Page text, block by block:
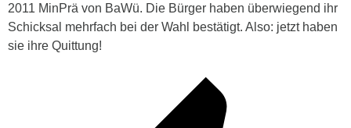
2011 MinPrä von BaWü. Die Bürger haben überwiegend ihr
Schicksal mehrfach bei der Wahl bestätigt. Also: jetzt haben
sie ihre Quittung!